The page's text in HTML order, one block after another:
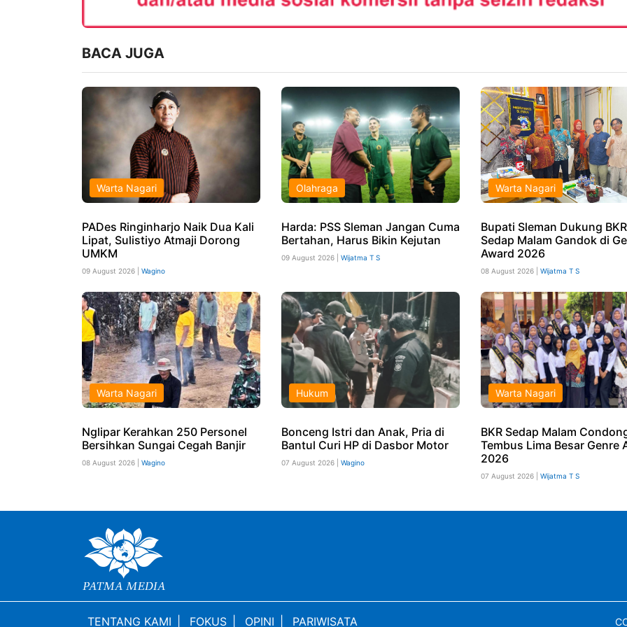
BACA JUGA
Warta Nagari
PADes Ringinharjo Naik Dua Kali
Lipat, Sulistiyo Atmaji Dorong
UMKM
09 August 2026 | Wagino
Olahraga
Harda: PSS Sleman Jangan Cuma
Bertahan, Harus Bikin Kejutan
09 August 2026 | Wijatma T S
Warta Nagari
Bupati Sleman Dukung BKR
Sedap Malam Gandok di
Award 2026
08 August 2026 | Wijatma T S
Warta Nagari
Nglipar Kerahkan 250 Personel
Bersihkan Sungai Cegah Banjir
08 August 2026 | Wagino
Hukum
Bonceng Istri dan Anak, Pria di
Bantul Curi HP di Dasbor Motor
07 August 2026 | Wagino
Warta Nagari
BKR Sedap Malam
Tembus Lima Besar Genre
2026
07 August 2026 | Wijatma T S
TENTANG KAMI FOKUS OPINI PARIWISATA